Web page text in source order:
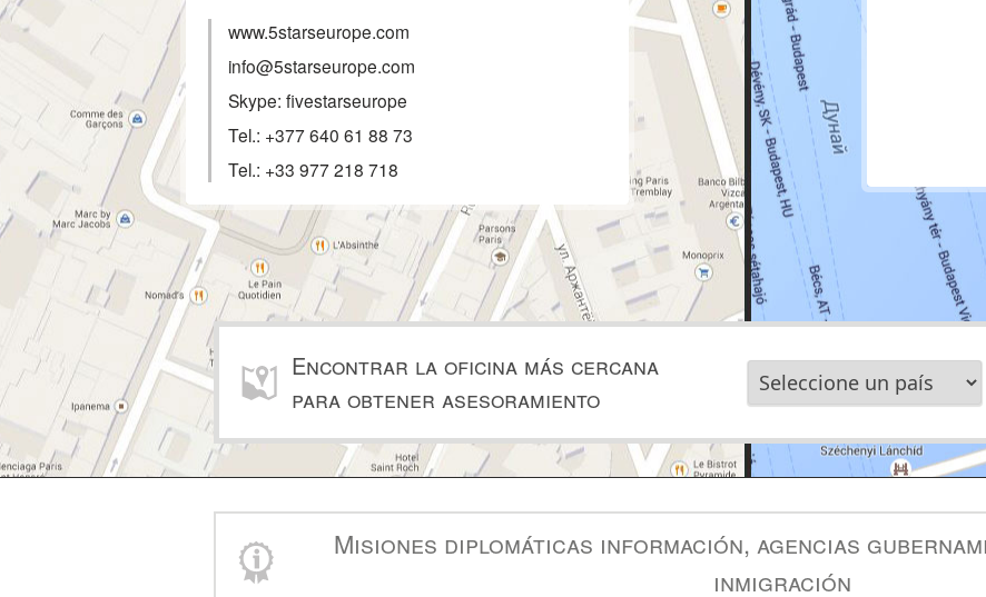
www.5starseurope.com
info@5starseurope.com
Skype: fivestarseurope
Tel.: +377 640 61 88 73
Tel.: +33 977 218 718
Encontrar la oficina más cercana
para obtener asesoramiento
Misiones diplomáticas información, agencias
inmigración